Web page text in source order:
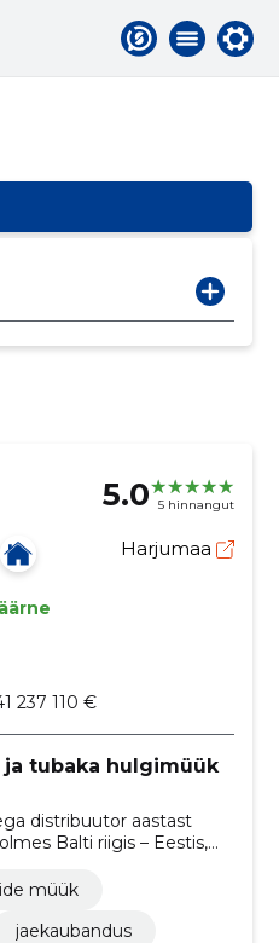
5.0 5 hinnangut
Harjumaa
237 110 €
tubaka hulgimüük
distribuutor aastast
Balti riigis – Eestis,
kindel partner oma
ja
müük
jaekaubandus